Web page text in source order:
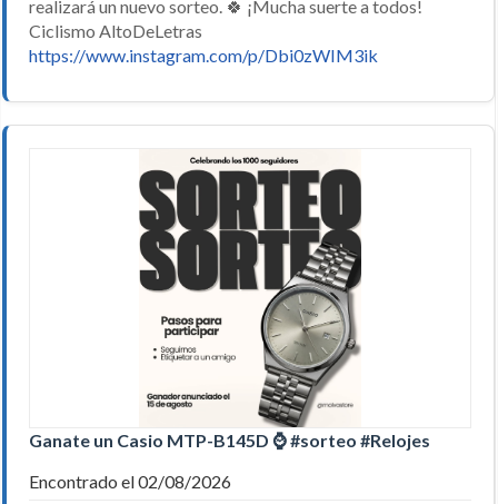
realizará un nuevo sorteo. 🍀 ¡Mucha suerte a todos!
Ciclismo AltoDeLetras
https://www.instagram.com/p/Dbi0zWIM3ik
Ganate un Casio MTP-B145D ⌚️ #sorteo #Relojes
Encontrado el 02/08/2026